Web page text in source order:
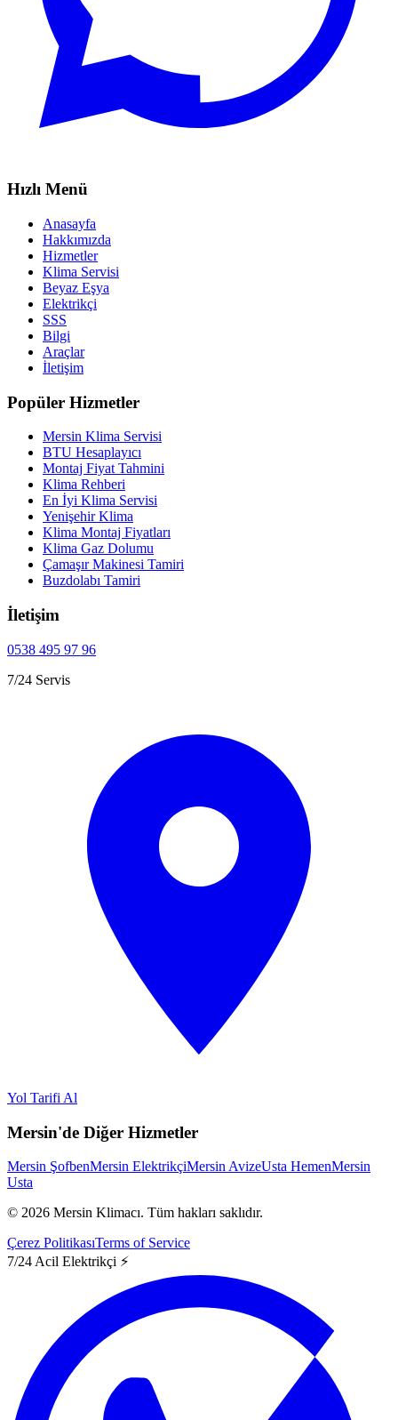
Hızlı Menü
Anasayfa
Hakkımızda
Hizmetler
Klima Servisi
Beyaz Eşya
Elektrikçi
SSS
Bilgi
Araçlar
İletişim
Popüler Hizmetler
Mersin Klima Servisi
BTU Hesaplayıcı
Montaj Fiyat Tahmini
Klima Rehberi
En İyi Klima Servisi
Yenişehir Klima
Klima Montaj Fiyatları
Klima Gaz Dolumu
Çamaşır Makinesi Tamiri
Buzdolabı Tamiri
İletişim
0538 495 97 96
7/24 Servis
Yol Tarifi Al
Mersin'de Diğer Hizmetler
Mersin ŞofbenMersin ElektrikçiMersin AvizeUsta HemenMersin
Usta
© 2026 Mersin Klimacı. Tüm hakları saklıdır.
Çerez PolitikasıTerms of Service
7/24 Acil Elektrikçi ⚡